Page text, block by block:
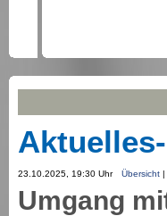
23.10.2025, 19:30 Uhr Übersicht |
Umgang